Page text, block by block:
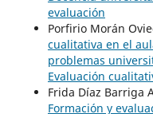
evaluación
Porfirio Morán
cualitativa en el
problemas
Evaluación
Frida Díaz Barriga
Formación y